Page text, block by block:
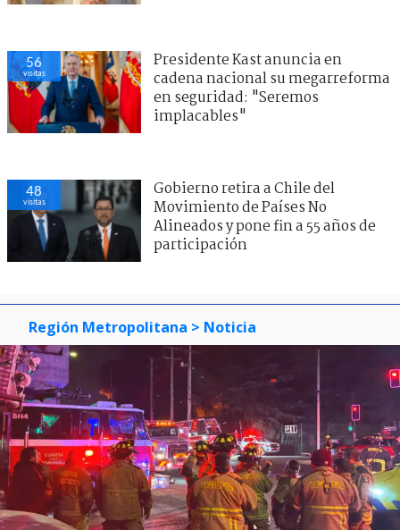
56
visitas
Presidente Kast anuncia en
cadena nacional su megarreforma
en seguridad: "Seremos
implacables"
48
visitas
Gobierno retira a Chile del
Movimiento de Países No
Alineados y pone fin a 55 años de
participación
Región Metropolitana > Noticia